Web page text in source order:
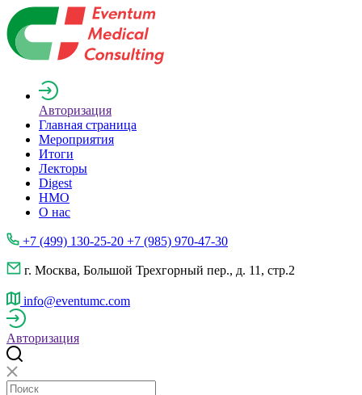
Авторизация
Главная страница
Мероприятия
Итоги
Лекторы
Digest
НМО
О нас
+7 (499) 130-25-20 +7 (985) 970-47-30
г. Москва, Большой Трехгорный пер., д. 11, стр.2
info@eventumc.com
Авторизация